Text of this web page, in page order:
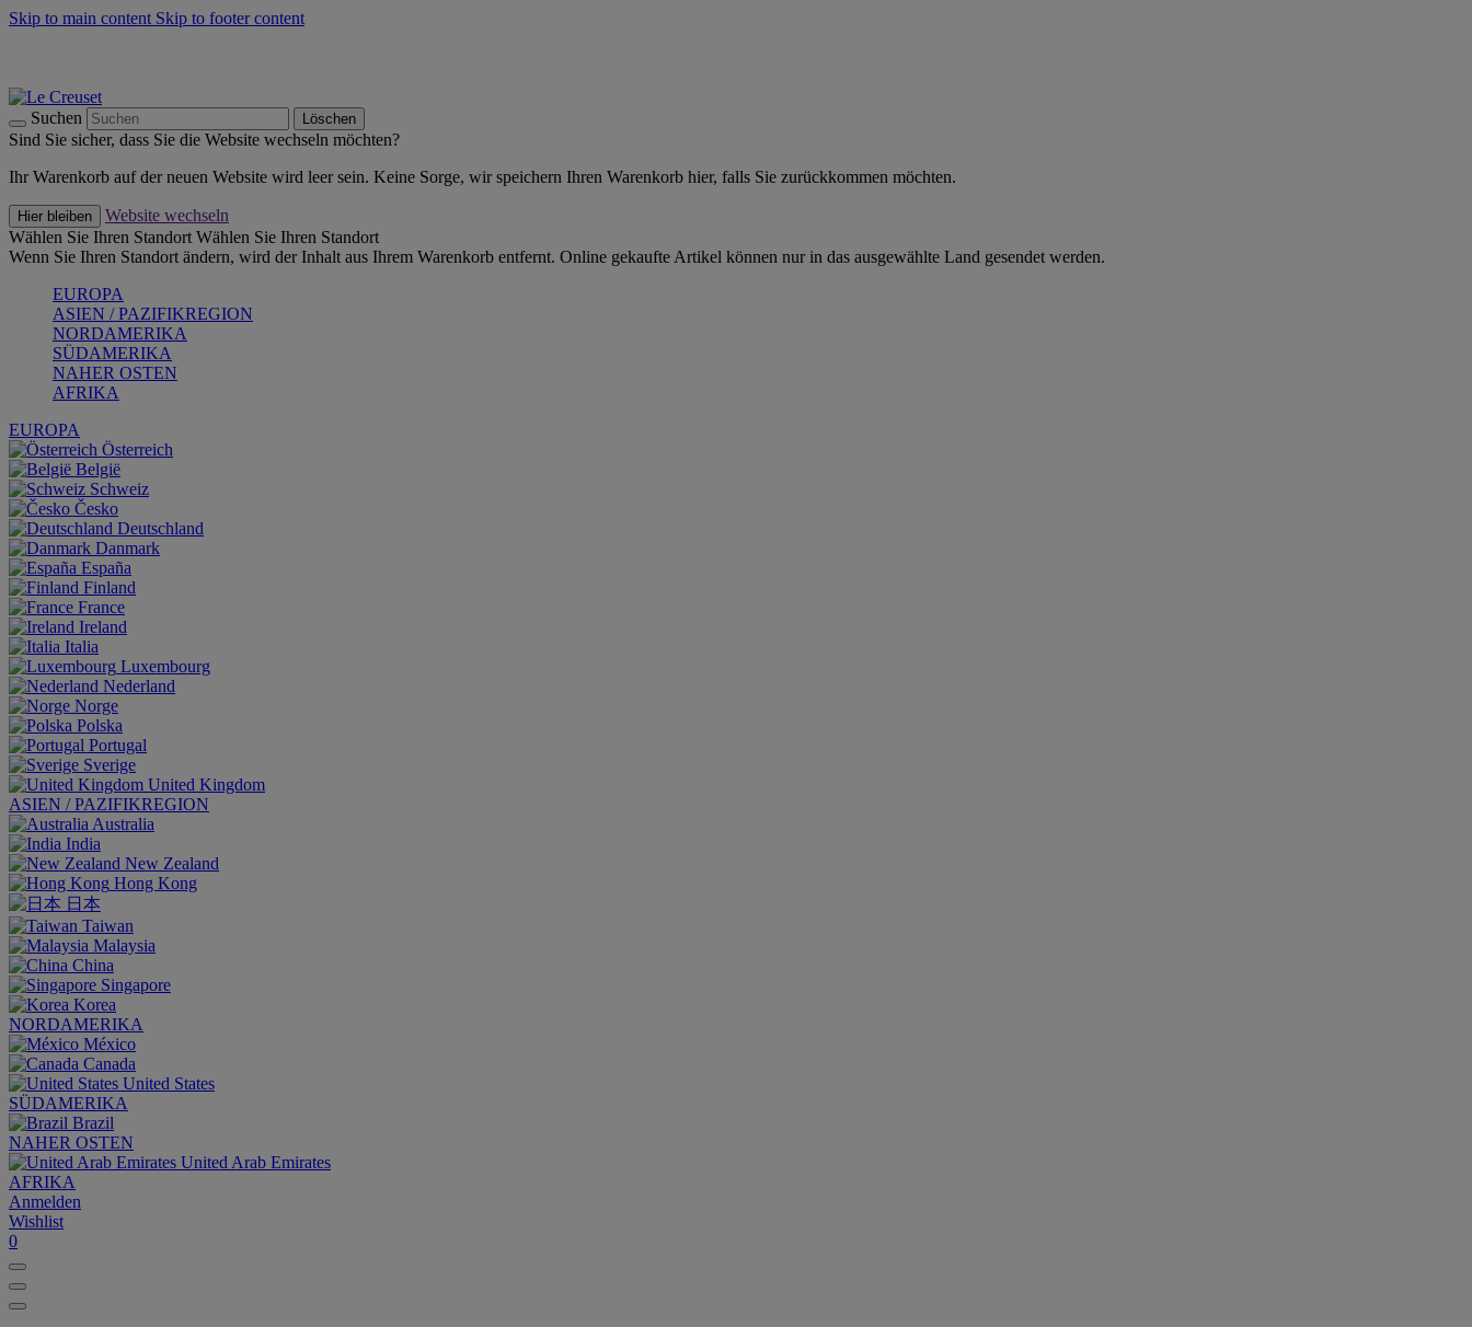
Skip to main content Skip to footer content
Suchen Löschen
Sind Sie sicher, dass Sie die Website wechseln möchten?
Ihr Warenkorb auf der neuen Website wird leer sein. Keine Sorge, wir speichern Ihren Warenkorb hier, falls Sie zurückkommen möchten.
Hier bleiben
Website wechseln
Wählen Sie Ihren Standort Wählen Sie Ihren Standort
Wenn Sie Ihren Standort ändern, wird der Inhalt aus Ihrem Warenkorb entfernt. Online gekaufte Artikel können nur in das ausgewählte Land gesendet werden.
EUROPA
ASIEN / PAZIFIKREGION
NORDAMERIKA
SÜDAMERIKA
NAHER OSTEN
AFRIKA
EUROPA
Österreich
België
Schweiz
Česko
Deutschland
Danmark
España
Finland
France
Ireland
Italia
Luxembourg
Nederland
Norge
Polska
Portugal
Sverige
United Kingdom
ASIEN / PAZIFIKREGION
Australia
India
New Zealand
Hong Kong
日本
Taiwan
Malaysia
China
Singapore
Korea
NORDAMERIKA
México
Canada
United States
SÜDAMERIKA
Brazil
NAHER OSTEN
United Arab Emirates
AFRIKA
Anmelden
Wishlist
0